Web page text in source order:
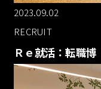
2023.09.02
RECRUIT
Ｒｅ就活：転職博